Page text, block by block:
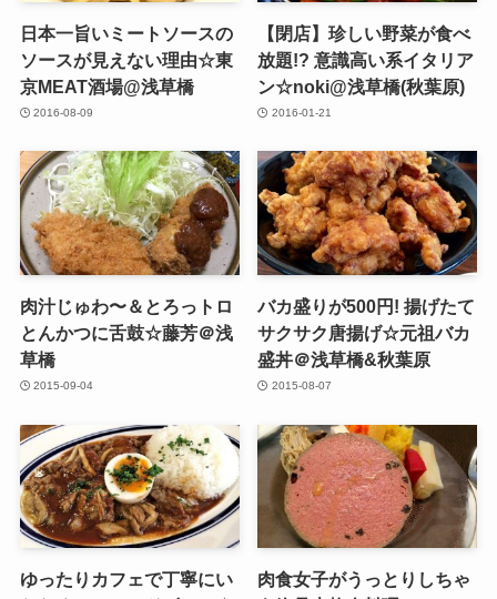
日本一旨いミートソースの
ソースが見えない理由☆東
京MEAT酒場@浅草橋
2016-08-09
【閉店】珍しい野菜が食べ
放題!? 意識高い系イタリア
ン☆noki@浅草橋(秋葉原)
2016-01-21
肉汁じゅわ〜＆とろっトロ
とんかつに舌鼓☆藤芳＠浅
草橋
2015-09-04
バカ盛りが500円! 揚げたて
サクサク唐揚げ☆元祖バカ
盛丼＠浅草橋&秋葉原
2015-08-07
ゆったりカフェで丁寧にい
肉食女子がうっとりしちゃ